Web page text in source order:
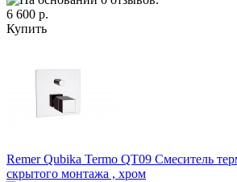
6 600 р.
Купить
Remer Qubika Termo QT09 Смеситель
скрытого монтажа , хром